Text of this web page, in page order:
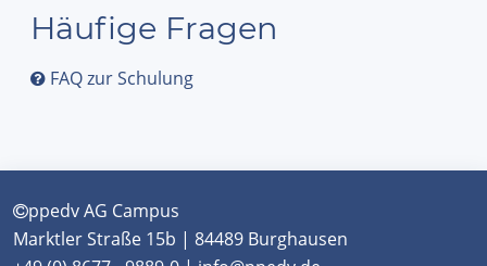
Häufige Fragen
FAQ zur Schulung
ppedv AG Campus
Marktler Straße 15b | 84489 Burghausen